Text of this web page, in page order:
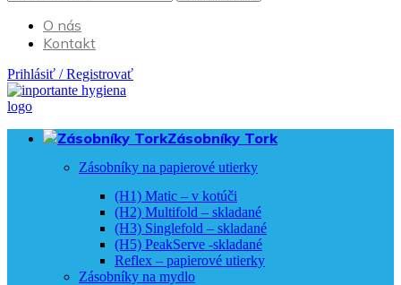
O nás
Kontakt
Prihlásiť / Registrovať
Zásobníky Tork
Zásobníky na papierové utierky
(H1) Matic – v kotúči
(H2) Multifold – skladané
(H3) Singlefold – skladané
(H5) PeakServe -skladané
Reflex – papierové utierky
Zásobníky na mydlo